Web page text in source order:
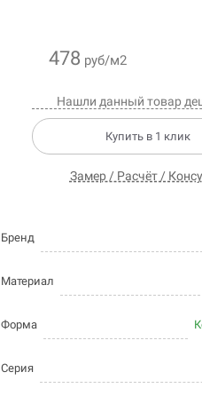
478 руб/м2
Нашли данный товар
Купить в 1 клик
Замер / Расчёт /
Бренд
Материал
Форма
Серия